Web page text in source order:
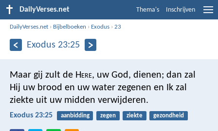
DailyVerses.net Thema's Inschrijven
DailyVerses.net › Bijbelboeken › Exodus ›23
Exodus 23:25
Maar gij zult de Here, uw God, dienen; dan zal
Hij uw brood en uw water zegenen en Ik zal
ziekte uit uw midden verwijderen.
Exodus 23:25 aanbidding zegen ziekte gezondheid